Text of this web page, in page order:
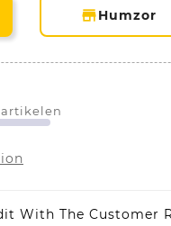
Humzor
With The Customer